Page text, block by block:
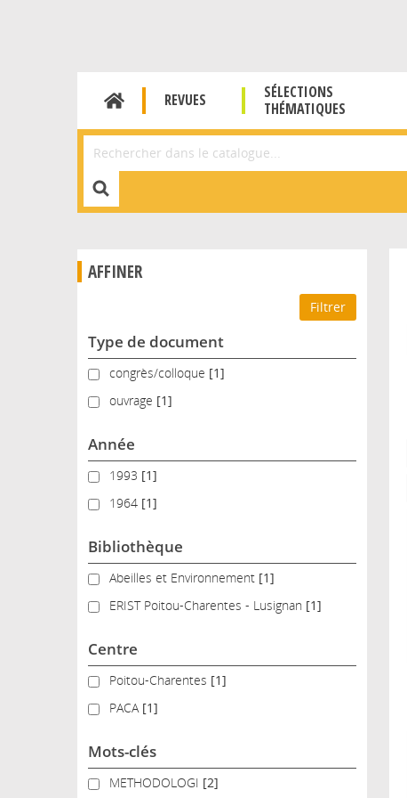
REVUES
SÉLECTIONS
THÉMATIQUES
Affiner la Recherche
AFFINER
Type de document
congrès/colloque
congrès/colloque [1]
ouvrageouvrage [1]
Année
19931993 [1]
19641964 [1]
Bibliothèque
Abeilles et Environnement
Abeilles et Environnement [1]
ERIST Poitou-Charentes - Lusignan
ERIST Poitou-Charentes - Lusignan [1]
Centre
Poitou-Charentes
Poitou-Charentes [1]
PACAPACA [1]
Mots-clés
METHODOLOGI
METHODOLOGI [2]